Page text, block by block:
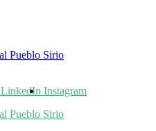
LinkedIn Instagram